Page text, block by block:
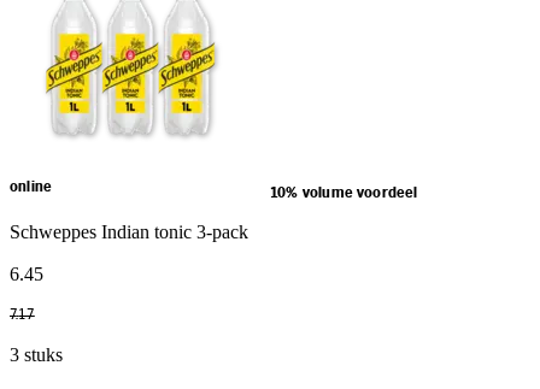
online 10% volume voordeel
Schweppes Indian tonic 3-pack
6.45
7.17
3 stuks